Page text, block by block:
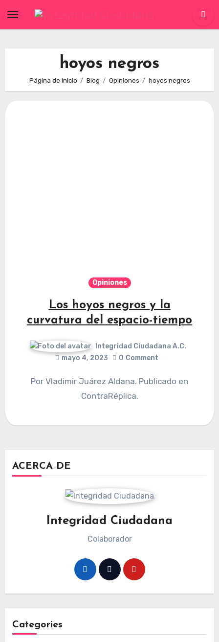
hoyos negros
Página de inicio Blog Opiniones hoyos negros
Opiniones
Los hoyos negros y la
curvatura del espacio-tiempo
Integridad Ciudadana A.C.
mayo 4, 2023
0 Comment
Por Vladimir Juárez Aldana. Publicado en
ContraRéplica.
ACERCA DE
Integridad Ciudadana
Colaborador
Categories